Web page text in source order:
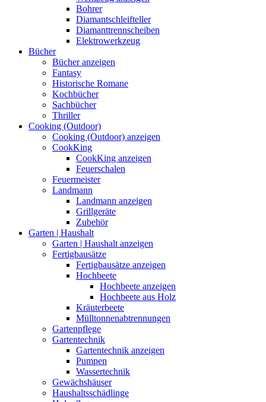
Bohrer
Diamantschleifteller
Diamanttrennscheiben
Elektrowerkzeug
Bücher
Bücher anzeigen
Fantasy
Historische Romane
Kochbücher
Sachbücher
Thriller
Cooking (Outdoor)
Cooking (Outdoor) anzeigen
CookKing
CookKing anzeigen
Feuerschalen
Feuermeister
Landmann
Landmann anzeigen
Grillgeräte
Zubehör
Garten | Haushalt
Garten | Haushalt anzeigen
Fertigbausätze
Fertigbausätze anzeigen
Hochbeete
Hochbeete anzeigen
Hochbeete aus Holz
Kräuterbeete
Mülltonnenabtrennungen
Gartenpflege
Gartentechnik
Gartentechnik anzeigen
Pumpen
Wassertechnik
Gewächshäuser
Haushaltsschädlinge